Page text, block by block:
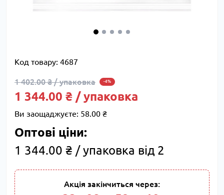
Код товару: 4687
1 402.00 ₴ / упаковка -4%
1 344.00 ₴ / упаковка
Ви заощаджуєте: 58.00 ₴
Оптові ціни:
1 344.00 ₴ / упаковка від 2
Акція закінчиться через: